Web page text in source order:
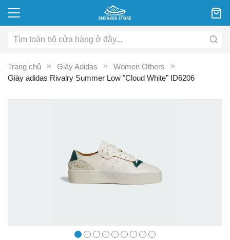
Trang chủ Giày Adidas
Women Others
Giày adidas Rivalry Summer Low "Cloud White" ID6206